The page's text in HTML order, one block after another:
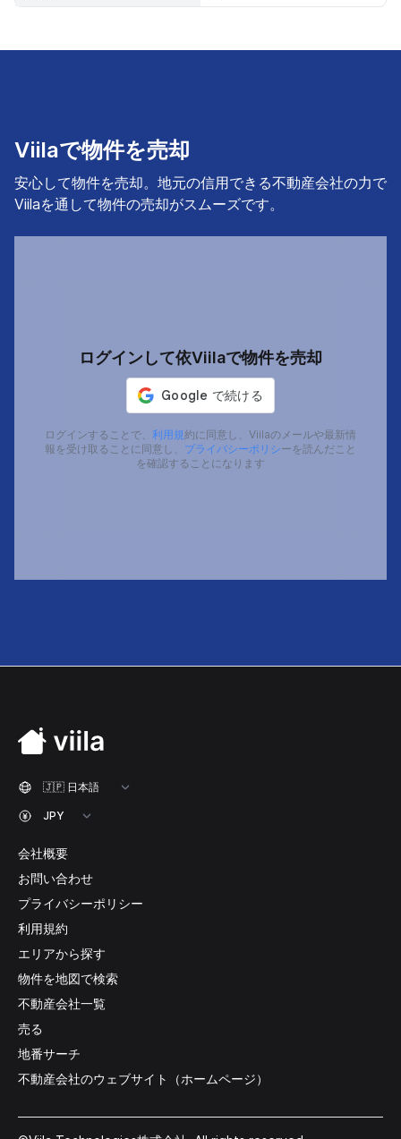
Viilaで物件を売却
安心して物件を売却。地元の信用できる不動産会社の力で
Viilaを通して物件の売却がスムーズです。
ログインして依Viilaで物件を売却
ログインすることで、 利用規約に同意し、Viilaのメールや最新情
報を受け取ることに同意し、 プライバシーポリシーを読んだこと
を確認することになります
会社概要
お問い合わせ
プライバシーポリシー
利用規約
エリアから探す
物件を地図で検索
不動産会社一覧
売る
地番サーチ
不動産会社のウェブサイト（ホームページ）